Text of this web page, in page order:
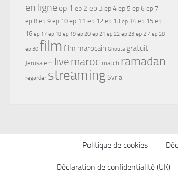
en ligne ep 1 ep 2 ep 3ep 4ep 5 ep 6 ep 7
ep 8 ep 9 ep 10 ep 11 ep 12 ep 13 ep 14 ep 15 ep
16 ep 17 ep 18 ep 19 ep 20 ep 21 ep 22 ep 23 ep 27 ep 28
ep 30 film film marocain Ghouta gratuit
Jerusalem live maroc match ramadan
regarder streamingSyria
Politique de cookies
Déclaration de confidentialité (UK)